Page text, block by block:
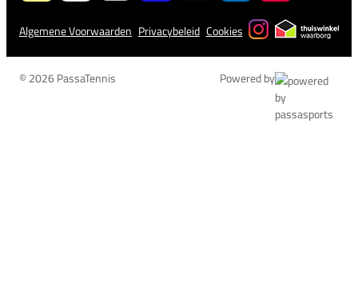
Algemene Voorwaarden Privacybeleid Cookies
© 2026 PassaTennis Powered by